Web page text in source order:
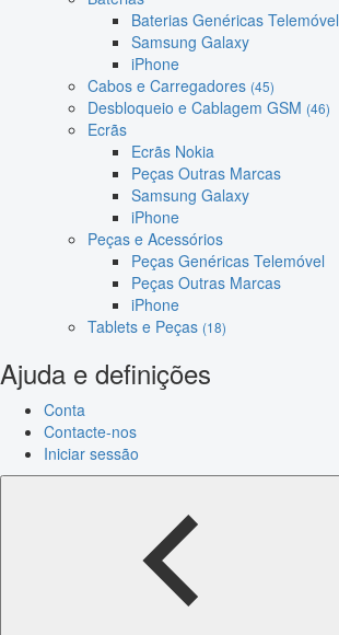
Baterias Genéricas Telemóvel
Samsung Galaxy
iPhone
Cabos e Carregadores (45)
Desbloqueio e Cablagem GSM (46)
Ecrãs
Ecrãs Nokia
Peças Outras Marcas
Samsung Galaxy
iPhone
Peças e Acessórios
Peças Genéricas Telemóvel
Peças Outras Marcas
iPhone
Tablets e Peças (18)
Ajuda e definições
Conta
Contacte-nos
Iniciar sessão